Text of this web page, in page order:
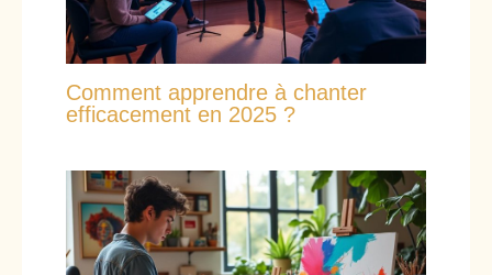
Comment apprendre à chanter
efficacement en 2025 ?